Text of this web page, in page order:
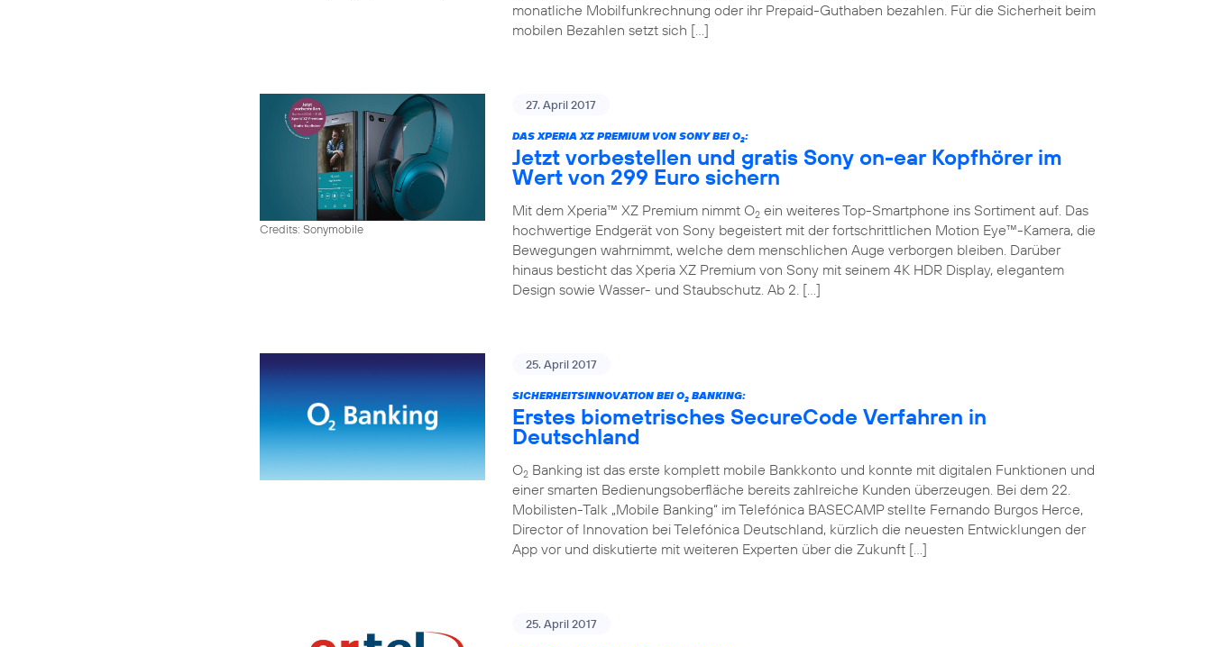
monatliche Mobilfunkrechnung oder ihr Prepaid-Guthaben bezahlen. Für die Sicherheit beim
mobilen Bezahlen setzt sich […]
Credits: Sonymobile
27. April 2017
DAS XPERIA XZ PREMIUM VON SONY BEI O2:
Jetzt vorbestellen und gratis Sony on-ear Kopfhörer im
Wert von 299 Euro sichern
Mit dem Xperia™ XZ Premium nimmt O2 ein weiteres Top-Smartphone ins Sortiment auf. Das
hochwertige Endgerät von Sony begeistert mit der fortschrittlichen Motion Eye™-Kamera, die
Bewegungen wahrnimmt, welche dem menschlichen Auge verborgen bleiben. Darüber
hinaus besticht das Xperia XZ Premium von Sony mit seinem 4K HDR Display, elegantem
Design sowie Wasser- und Staubschutz. Ab 2. […]
25. April 2017
SICHERHEITSINNOVATION BEI O2 BANKING:
Erstes biometrisches SecureCode Verfahren in
Deutschland
O2 Banking ist das erste komplett mobile Bankkonto und konnte mit digitalen Funktionen und
einer smarten Bedienungsoberfläche bereits zahlreiche Kunden überzeugen. Bei dem 22.
Mobilisten-Talk „Mobile Banking“ im Telefónica BASECAMP stellte Fernando Burgos Herce,
Director of Innovation bei Telefónica Deutschland, kürzlich die neuesten Entwicklungen der
App vor und diskutierte mit weiteren Experten über die Zukunft […]
25. April 2017